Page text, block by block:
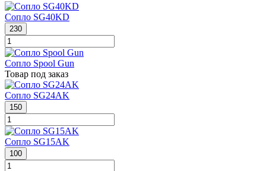
Сопло SG40KD
230
Сопло Spool Gun
Товар под заказ
Сопло SG24AK
150
Сопло SG15AK
100